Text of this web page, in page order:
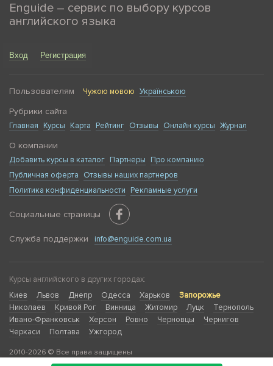
Enguide – сервис по выбору курсов
английского языка
Вход Регистрация
Пользователям Чужою мовою Українською
Рубрики сайта
Главная Курсы Карта Рейтинг Отзывы Онлайн курсы Журнал
О компании
Добавить курсы в каталог Партнеры
Про компанию
Публичная оферта
Отзывы наших партнеров
Политика конфиденциальности
Рекламные услуги
Социальные страницы
Служба поддержки info@enguide.com.ua
Курсы английского в других городах:
Киев
Львов Днепр Одесса Харьков
Запорожье
Николаев
Кривой Рог Винница Житомир Луцк
Тернополь
Ивано-Франковськ
Херсон Ровно Черновцы
Чернигов
Черкаси
Полтава Ужгород
2010-2026 © Все права защищены